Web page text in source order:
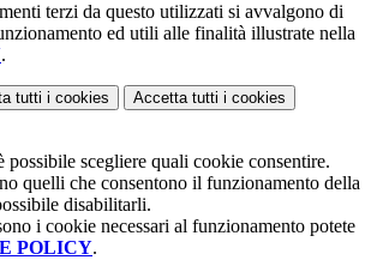
terzi da questo utilizzati si avvalgono di
ed utili alle finalità illustrate nella
.
tutti i cookies Accetta tutti i cookies
possibile scegliere quali cookie consentire.
quelli che consentono il funzionamento della
disabilitarli.
i cookie necessari al funzionamento potete
POLICY.